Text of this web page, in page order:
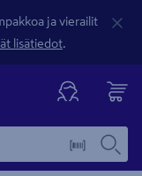
ja vierailit
lisätiedot.